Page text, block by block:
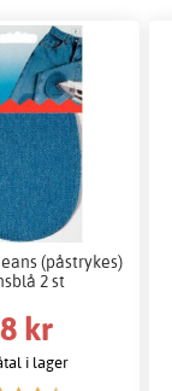
(påstrykes)
2 st
kr
i lager